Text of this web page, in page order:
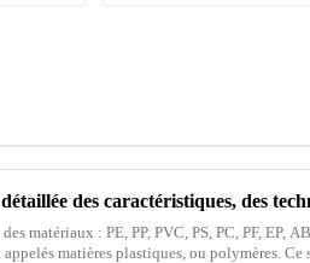
matériaux : PE, PP, PVC, PS, PC, PF, EP,
matières plastiques, ou polymères. Ce